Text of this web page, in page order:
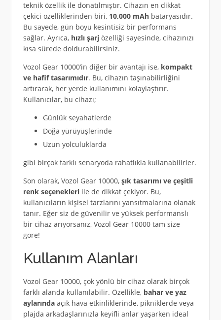
teknik özellik ile donatılmıştır. Cihazın en dikkat
çekici özelliklerinden biri, 10,000 mAhbataryasıdır.
Bu sayede, gün boyu kesintisiz bir performans
sağlar. Ayrıca, hızlı şarjözelliği sayesinde, cihazınızı
kısa sürede doldurabilirsiniz.
Vozol Gear 10000’in diğer bir avantajı ise, kompakt
ve hafif tasarımıdır. Bu, cihazın taşınabilirliğini
artırarak, her yerde kullanımını kolaylaştırır.
Kullanıcılar, bu cihazı;
Günlük seyahatlerde
Doğa yürüyüşlerinde
Uzun yolculuklarda
gibi birçok farklı senaryoda rahatlıkla kullanabilirler.
Son olarak, Vozol Gear 10000, şık tasarımı ve çeşitli
renk seçenekleriile de dikkat çekiyor. Bu,
kullanıcıların kişisel tarzlarını yansıtmalarına olanak
tanır. Eğer siz de güvenilir ve yüksek performanslı
bir cihaz arıyorsanız, Vozol Gear 10000 tam size
göre!
Kullanım Alanları
Vozol Gear 10000, çok yönlü bir cihaz olarak birçok
farklı alanda kullanılabilir. Özellikle, bahar ve yaz
aylarındaaçık hava etkinliklerinde, pikniklerde veya
plajda arkadaşlarınızla keyifli anlar yaşarken ideal